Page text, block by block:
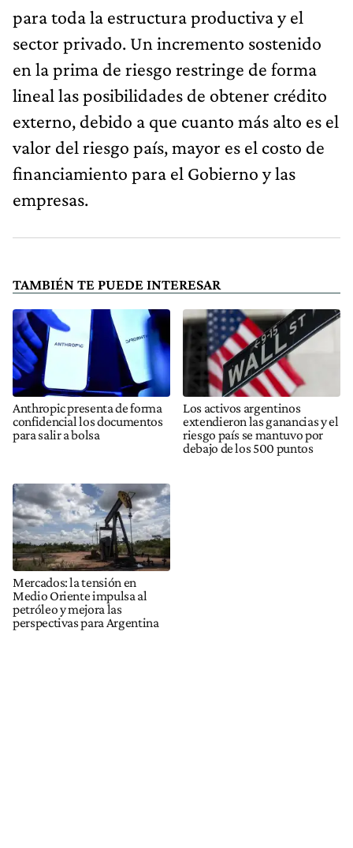
para toda la estructura productiva y el
sector privado. Un incremento sostenido
en la prima de riesgo restringe de forma
lineal las posibilidades de obtener crédito
externo, debido a que cuanto más alto es el
valor del riesgo país, mayor es el costo de
financiamiento para el Gobierno y las
empresas.
TAMBIÉN TE PUEDE INTERESAR
Anthropic presenta de forma
confidencial los documentos
para salir a bolsa
Los activos argentinos
extendieron las ganancias y el
riesgo país se mantuvo por
debajo de los 500 puntos
Mercados: la tensión en
Medio Oriente impulsa al
petróleo y mejora las
perspectivas para Argentina